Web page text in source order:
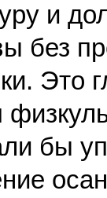
и
без
Это
бы